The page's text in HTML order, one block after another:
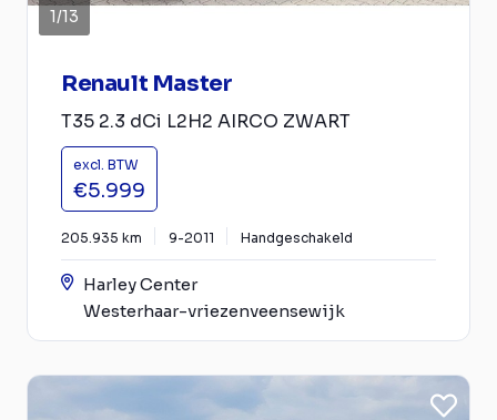
1/13
Renault Master
T35 2.3 dCi L2H2 AIRCO ZWART
excl. BTW
€5.999
205.935 km 9-2011 Handgeschakeld
Harley Center
Westerhaar-vriezenveensewijk